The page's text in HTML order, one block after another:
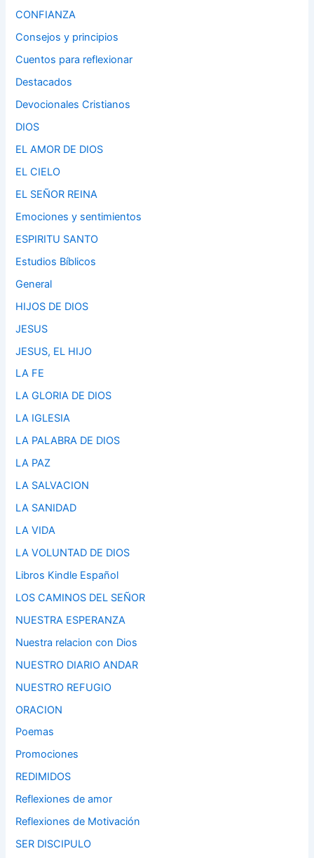
CONFIANZA
Consejos y principios
Cuentos para reflexionar
Destacados
Devocionales Cristianos
DIOS
EL AMOR DE DIOS
EL CIELO
EL SEÑOR REINA
Emociones y sentimientos
ESPIRITU SANTO
Estudios Bíblicos
General
HIJOS DE DIOS
JESUS
JESUS, EL HIJO
LA FE
LA GLORIA DE DIOS
LA IGLESIA
LA PALABRA DE DIOS
LA PAZ
LA SALVACION
LA SANIDAD
LA VIDA
LA VOLUNTAD DE DIOS
Libros Kindle Español
LOS CAMINOS DEL SEÑOR
NUESTRA ESPERANZA
Nuestra relacion con Dios
NUESTRO DIARIO ANDAR
NUESTRO REFUGIO
ORACION
Poemas
Promociones
REDIMIDOS
Reflexiones de amor
Reflexiones de Motivación
SER DISCIPULO